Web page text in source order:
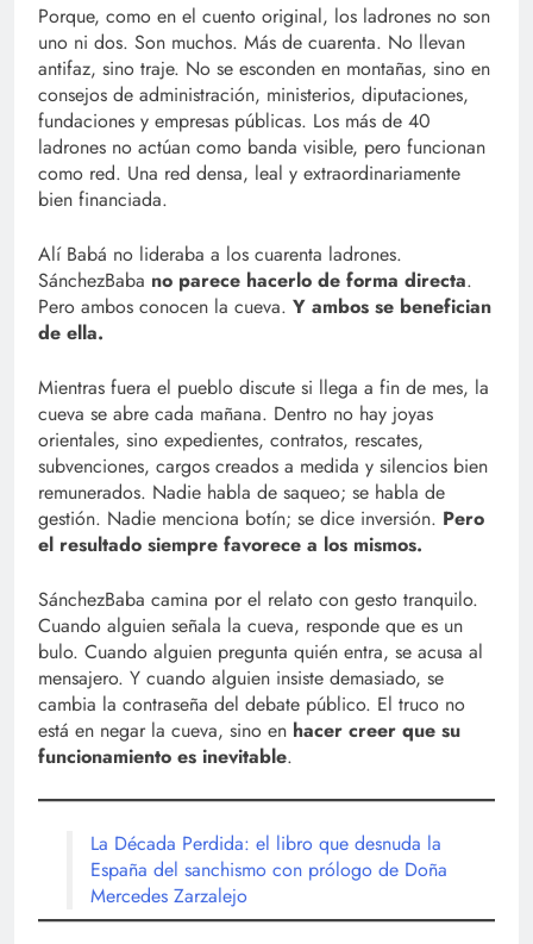
Porque, como en el cuento original, los ladrones no son
uno ni dos. Son muchos. Más de cuarenta. No llevan
antifaz, sino traje. No se esconden en montañas, sino en
consejos de administración, ministerios, diputaciones,
fundaciones y empresas públicas. Los más de 40
ladrones no actúan como banda visible, pero funcionan
como red. Una red densa, leal y extraordinariamente
bien financiada.
Alí Babá no lideraba a los cuarenta ladrones.
SánchezBaba no parece hacerlo de forma directa.
Pero ambos conocen la cueva. Y ambos se benefician
de ella.
Mientras fuera el pueblo discute si llega a fin de mes, la
cueva se abre cada mañana. Dentro no hay joyas
orientales, sino expedientes, contratos, rescates,
subvenciones, cargos creados a medida y silencios bien
remunerados. Nadie habla de saqueo; se habla de
gestión. Nadie menciona botín; se dice inversión. Pero
el resultado siempre favorece a los mismos.
SánchezBaba camina por el relato con gesto tranquilo.
Cuando alguien señala la cueva, responde que es un
bulo. Cuando alguien pregunta quién entra, se acusa al
mensajero. Y cuando alguien insiste demasiado, se
cambia la contraseña del debate público. El truco no
está en negar la cueva, sino en hacer creer que su
funcionamiento es inevitable.
La Década Perdida: el libro que desnuda la
España del sanchismo con prólogo de Doña
Mercedes Zarzalejo